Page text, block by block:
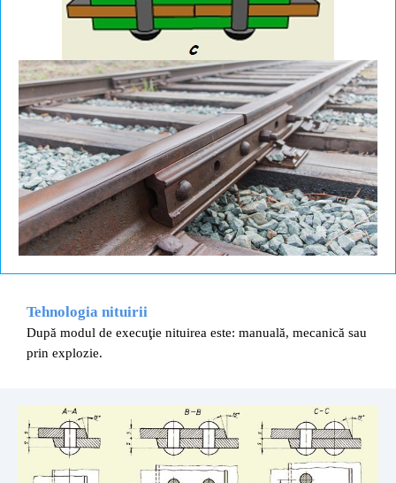
Tehnologia nituirii
După modul de execuţie nituirea este: manuală, mecanică sau
prin explozie.